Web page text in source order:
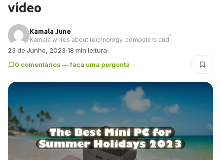
vídeo
Kamala June
Kamala writes about technology, computers and
23 de Junho, 2023 18 min leitura
0 comentários — faça uma pergunta